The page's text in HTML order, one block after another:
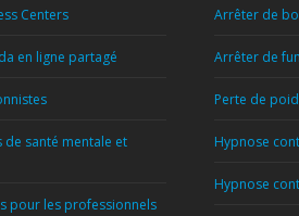
Centers
en ligne partagé
de santé mentale et
pour les professionnels
Arrêter de
Arrêter de
Perte de
Hypnose
Hypnose